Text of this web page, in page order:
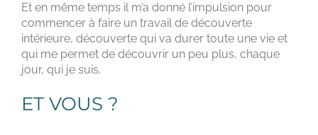
Et en même temps il m’a donné l’impulsion pour
commencer à faire un travail de découverte
intérieure, découverte qui va durer toute une vie et
qui me permet de découvrir un peu plus, chaque
jour, qui je suis.
ET VOUS ?